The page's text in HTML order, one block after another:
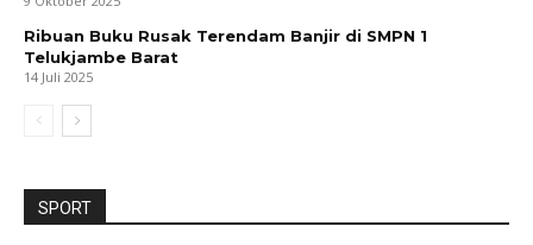
Ribuan Buku Rusak Terendam Banjir di SMPN 1
Telukjambe Barat
14 Juli 2025
SPORT